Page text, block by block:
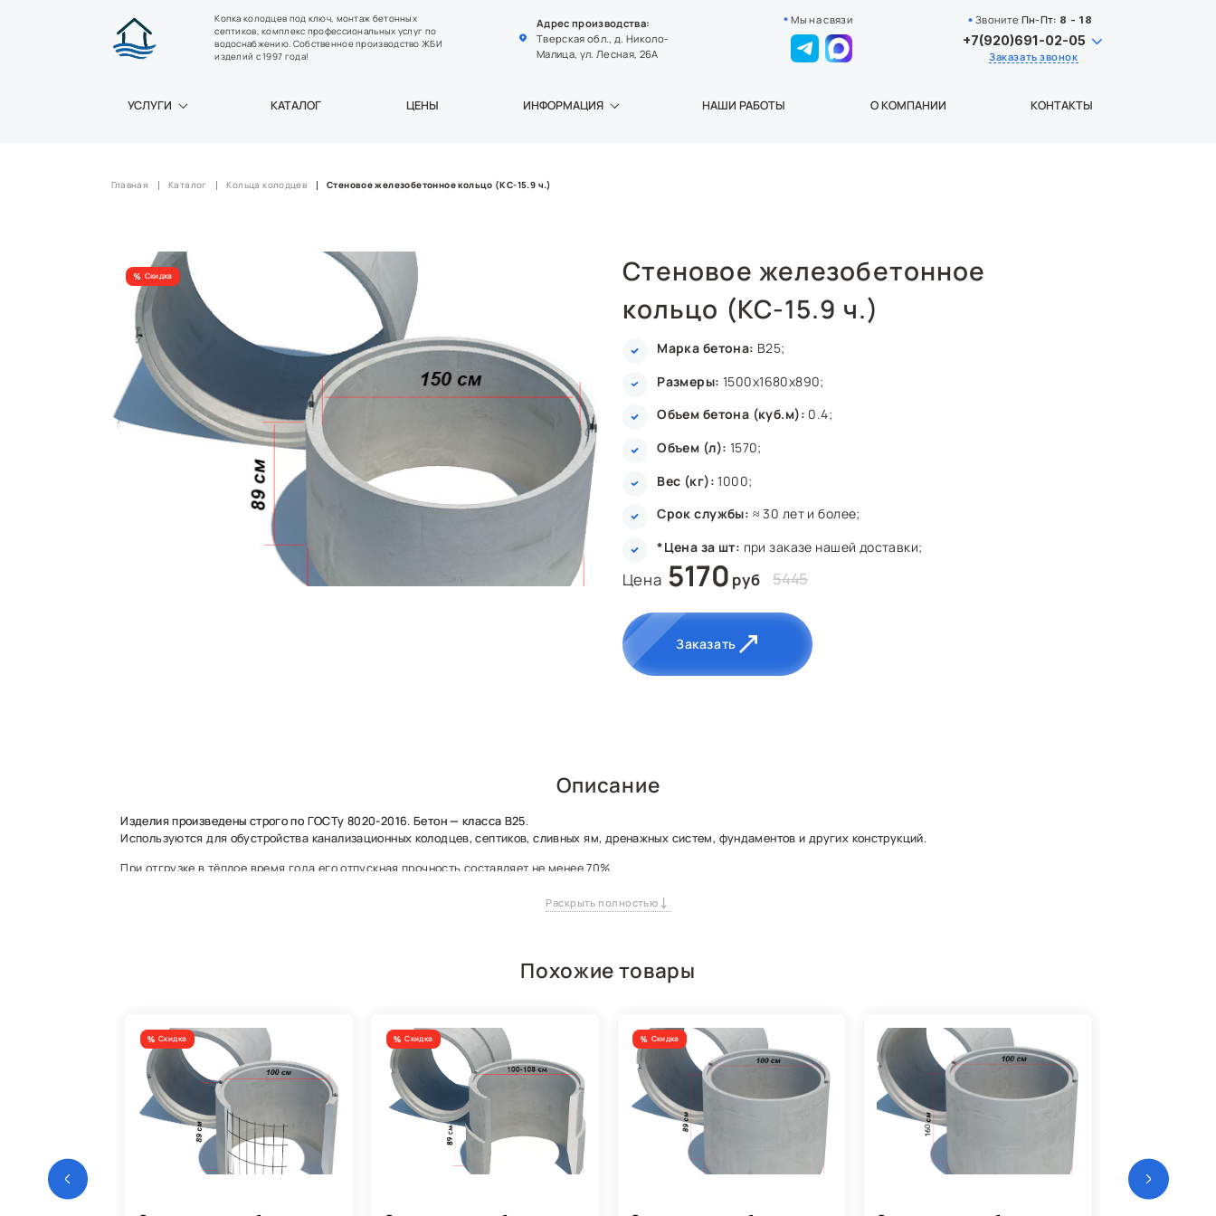
Копка колодцев под ключ, монтаж бетонных
септиков, комплекс профессиональных услуг по
водоснабжению. Собственное производство ЖБИ
изделий с 1997 года!
Адрес производства:
Тверская обл., д. Николо-
Малица, ул. Лесная, 26А
Мы на связи Звоните Пн-Пт: 8 - 18
+7(920)691-02-05
Заказать звонок
УСЛУГИ КАТАЛОГ ЦЕНЫ ИНФОРМАЦИЯ НАШИ РАБОТЫ О КОМПАНИИ КОНТАКТЫ
Главная Каталог Кольца колодцев Стеновое железобетонное кольцо (КС-15.9 ч.)
Скидка
Стеновое железобетонное
кольцо (КС-15.9 ч.)
Марка бетона: В25;
Размеры: 1500x1680x890;
Объем бетона (куб.м): 0.4;
Объем (л): 1570;
Вес (кг): 1000;
Срок службы: ≈ 30 лет и более;
*Цена за шт: при заказе нашей доставки;
Цена 5170 руб 5445
Заказать
Описание
Изделия произведены строго по ГОСТу 8020-2016. Бетон — класса В25.
Используются для обустройства канализационных колодцев, септиков, сливных ям, дренажных систем, фундаментов и других конструкций.
При отгрузке в тёплое время года его отпускная прочность составляет не менее 70%.
Однако важно помнить: при неблагоприятных условиях — агрессивной среде, высоком уровне грунтовых вод или ошибках при монтаже — срок эксплуатации может
Раскрыть полностью
Похожие товары
Скидка Скидка Скидка